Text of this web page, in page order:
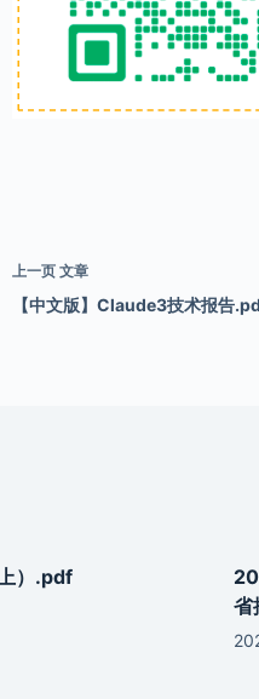
上一页 文章
【中文版】Claude3技术报告
）.pdf
省